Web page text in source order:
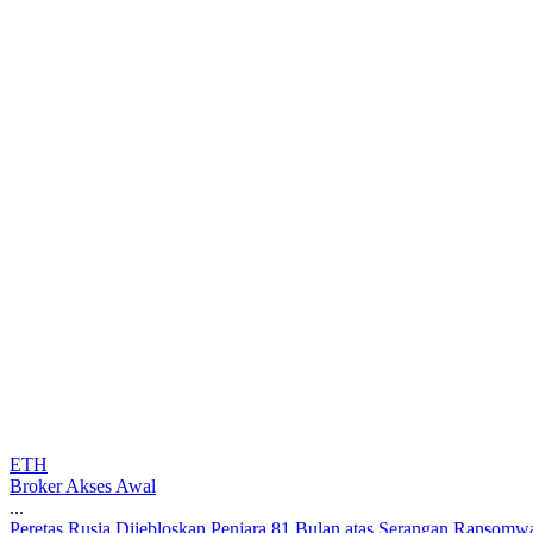
ETH
Broker Akses Awal
...
Peretas Rusia Dijebloskan Penjara 81 Bulan atas Serangan Ransomw